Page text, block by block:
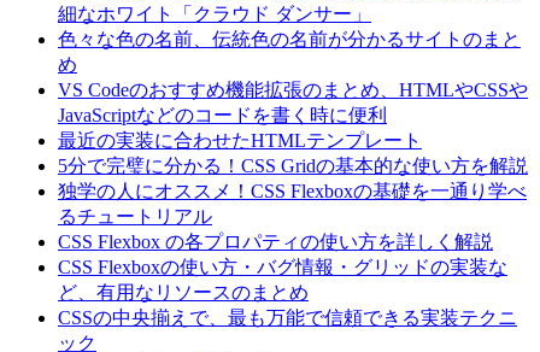
細なホワイト「クラウド ダンサー」
色々な色の名前、伝統色の名前が分かるサイトのまと
め
VS Codeのおすすめ機能拡張のまとめ、HTMLやCSSや
JavaScriptなどのコードを書く時に便利
最近の実装に合わせたHTMLテンプレート
5分で完璧に分かる！CSS Gridの基本的な使い方を解説
独学の人にオススメ！CSS Flexboxの基礎を一通り学べ
るチュートリアル
CSS Flexbox の各プロパティの使い方を詳しく解説
CSS Flexboxの使い方・バグ情報・グリッドの実装な
ど、有用なリソースのまとめ
CSSの中央揃えで、最も万能で信頼できる実装テクニ
ック